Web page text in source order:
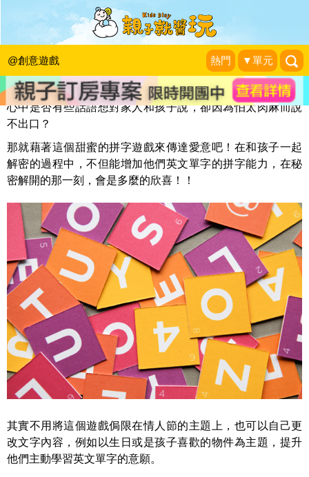
@創意遊戲 熱門 ▼單元
藏著愛意的拼字密碼
KidsPlay編輯室
心中是否有些話語想對家人和孩子說，卻因為怕太肉麻而說
不出口？
那就藉著這個甜蜜的拼字遊戲來傳達愛意吧！在和孩子一起
解密的過程中，不但能增加他們英文單字的拼字能力，在秘
密解開的那一刻，會是多麼的欣喜！！
其實不用將這個遊戲侷限在情人節的主題上，也可以自己更
改文字內容，例如以生日或是孩子喜歡的物件為主題，提升
他們主動學習英文單字的意願。